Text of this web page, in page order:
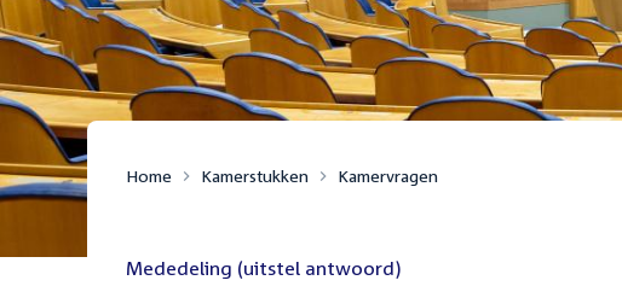
Home Kamerstukken Kamervragen
Mededeling (uitstel antwoord)